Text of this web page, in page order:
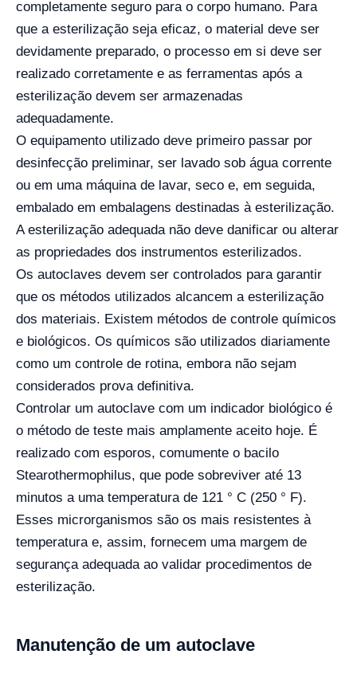
completamente seguro para o corpo humano. Para
que a esterilização seja eficaz, o material deve ser
devidamente preparado, o processo em si deve ser
realizado corretamente e as ferramentas após a
esterilização devem ser armazenadas
adequadamente.
O equipamento utilizado deve primeiro passar por
desinfecção preliminar, ser lavado sob água corrente
ou em uma máquina de lavar, seco e, em seguida,
embalado em embalagens destinadas à esterilização.
A esterilização adequada não deve danificar ou alterar
as propriedades dos instrumentos esterilizados.
Os autoclaves devem ser controlados para garantir
que os métodos utilizados alcancem a esterilização
dos materiais. Existem métodos de controle químicos
e biológicos. Os químicos são utilizados diariamente
como um controle de rotina, embora não sejam
considerados prova definitiva.
Controlar um autoclave com um indicador biológico é
o método de teste mais amplamente aceito hoje. É
realizado com esporos, comumente o bacilo
Stearothermophilus, que pode sobreviver até 13
minutos a uma temperatura de 121 ° C (250 ° F).
Esses microrganismos são os mais resistentes à
temperatura e, assim, fornecem uma margem de
segurança adequada ao validar procedimentos de
esterilização.
Manutenção de um autoclave